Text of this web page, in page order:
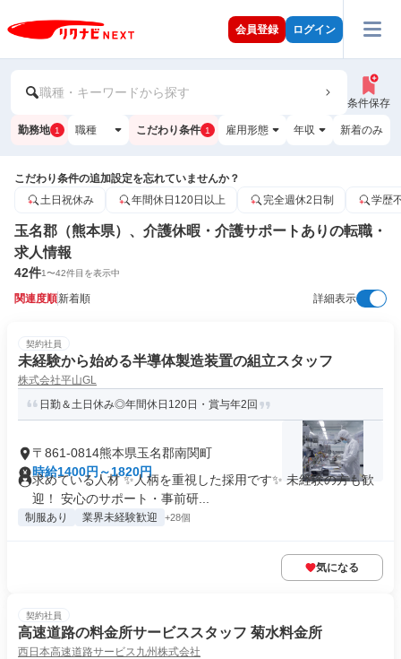
会員登録 ログイン
職種・キーワードから探す
条件保存
勤務地 1 職種 こだわり条件 1 雇用形態 年収 新着のみ
こだわり条件の追加設定を忘れていませんか？
土日祝休み
年間休日120日以上 完全週休2日制 学歴
玉名郡（熊本県）、介護休暇・介護サポートありの転職・
求人情報
42件1〜42件目を表示中
関連度順新着順 詳細表示
契約社員
未経験から始める半導体製造装置の組立スタッフ
株式会社平山GL
日勤＆土日休み◎年間休日120日・賞与年2回
〒861-0814熊本県玉名郡南関町
時給1400円～1820円
求めている人材 ✨人柄を重視した採用です✨ 未経験の方も歓
迎！ 安心のサポート・事前研...
制服あり 業界未経験歓迎 +28個
気になる
契約社員
高速道路の料金所サービススタッフ 菊水料金所
西日本高速道路サービス九州株式会社